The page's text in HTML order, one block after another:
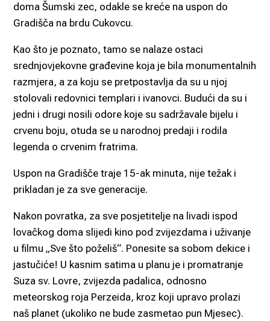
doma Šumski zec, odakle se kreće na uspon do
Gradišča na brdu Cukovcu.
Kao što je poznato, tamo se nalaze ostaci
srednjovjekovne građevine koja je bila monumentalnih
razmjera, a za koju se pretpostavlja da su u njoj
stolovali redovnici templari i ivanovci. Budući da su i
jedni i drugi nosili odore koje su sadržavale bijelu i
crvenu boju, otuda se u narodnoj predaji i rodila
legenda o crvenim fratrima.
Uspon na Gradišče traje 15-ak minuta, nije težak i
prikladan je za sve generacije.
Nakon povratka, za sve posjetitelje na livadi ispod
lovačkog doma slijedi kino pod zvijezdama i uživanje
u filmu „Sve što poželiš“. Ponesite sa sobom dekice i
jastučiće! U kasnim satima u planu je i promatranje
Suza sv. Lovre, zvijezda padalica, odnosno
meteorskog roja Perzeida, kroz koji upravo prolazi
naš planet (ukoliko ne bude zasmetao pun Mjesec).